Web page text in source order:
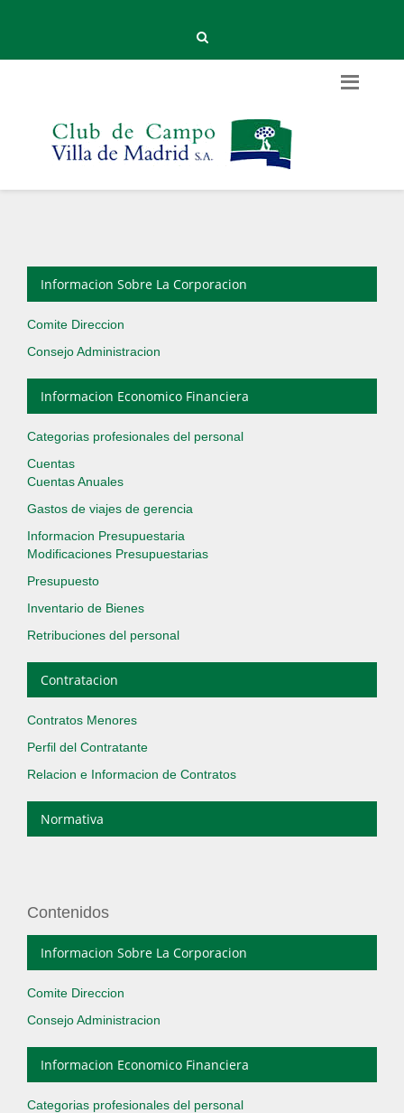
Informacion Sobre La Corporacion
Comite Direccion
Consejo Administracion
Informacion Economico Financiera
Categorias profesionales del personal
Cuentas
Cuentas Anuales
Gastos de viajes de gerencia
Informacion Presupuestaria
Modificaciones Presupuestarias
Presupuesto
Inventario de Bienes
Retribuciones del personal
Contratacion
Contratos Menores
Perfil del Contratante
Relacion e Informacion de Contratos
Normativa
Contenidos
Informacion Sobre La Corporacion
Comite Direccion
Consejo Administracion
Informacion Economico Financiera
Categorias profesionales del personal